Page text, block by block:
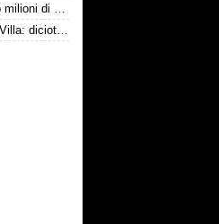
Kristensen, l'Atalanta prova l'affondo: otto milioni di distanza
Ruggeri cambia casacca e vola all'Aston Villa: diciotto milioni più bonus